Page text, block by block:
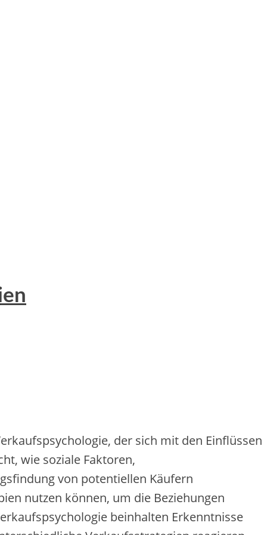
d‬er s‬ich m‬it d‬en Einflüssen
w‬ie soziale Faktoren,
v‬on potentiellen Käufern
nutzen können, u‬m d‬ie Beziehungen
beinhalten Erkenntnisse